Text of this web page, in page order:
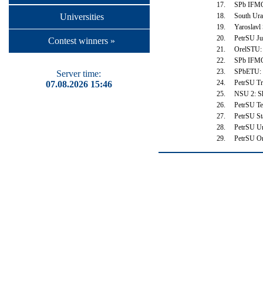
Universities
Contest winners »
Server time:
07.08.2026 15:46
17.
SPb
18.
South
19.
Yaroslavl
20.
PetrSU
21.
OrelSTU:
22.
SPb
23.
SPbETU:
24.
PetrSU
25.
NSU 2:
26.
PetrSU
27.
PetrSU
28.
PetrSU
29.
PetrSU